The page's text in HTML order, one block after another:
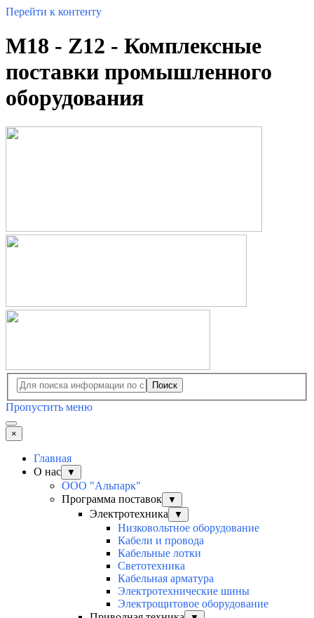
Перейти к контенту
M18 - Z12 - Комплексные
поставки промышленного
оборудования
Поиск
Пропустить меню
×
Главная
О нас
▼
ООО "Альпарк"
Программа поставок
▼
Электротехника ▼
Низковольтное оборудование
Кабели и провода
Кабельные лотки
Светотехника
Кабельная арматура
Электротехнические шины
Электрощитовое оборудование